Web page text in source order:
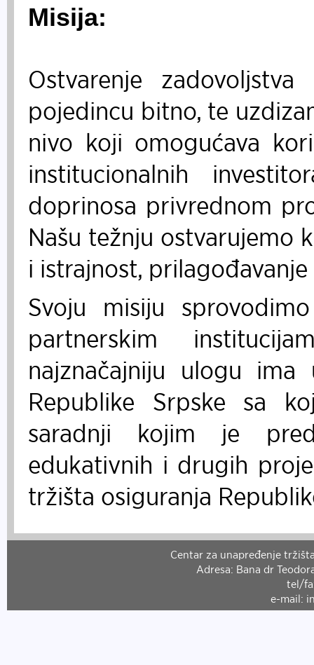
Misija:
Ostvarenje
pojedincu bitno, te
nivo koji omogućava
institucionalnih
doprinosa privrednom
Našu težnju ostvarujemo
i istrajnost, prilagođavanje
Svoju misiju
partnerskim
najznačajniju ulogu ima
Republike Srpske sa
saradnji kojim je
edukativnih i drugih
tržišta osiguranja
Centar za unapređenje
Adresa: Bana dr
tel/
e-mail: